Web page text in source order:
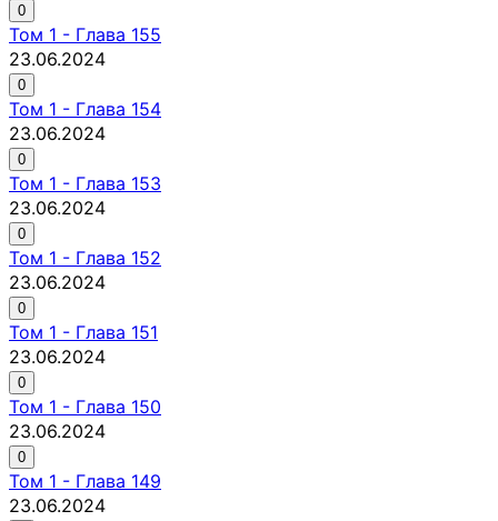
0
Том 1 - Глава 155
23.06.2024
0
Том 1 - Глава 154
23.06.2024
0
Том 1 - Глава 153
23.06.2024
0
Том 1 - Глава 152
23.06.2024
0
Том 1 - Глава 151
23.06.2024
0
Том 1 - Глава 150
23.06.2024
0
Том 1 - Глава 149
23.06.2024